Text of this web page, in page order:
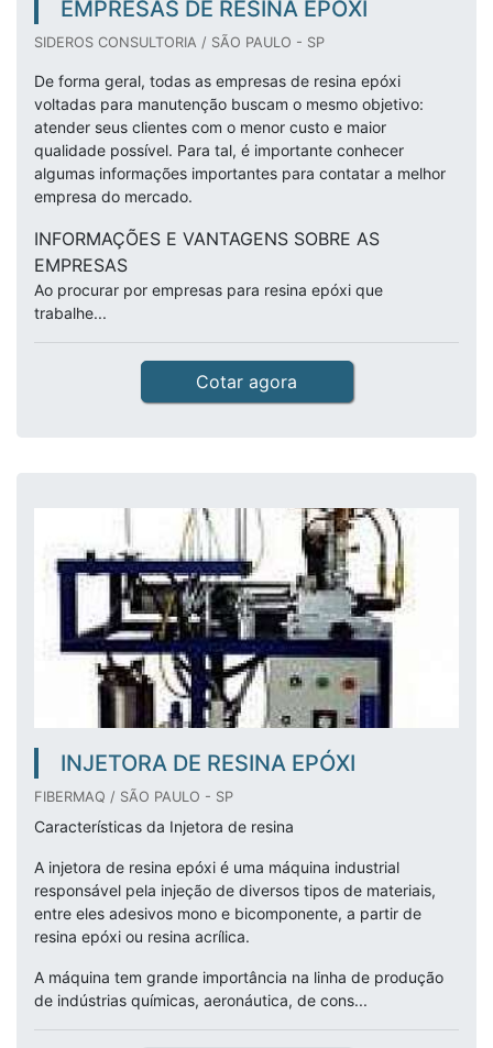
EMPRESAS DE RESINA EPÓXI
SIDEROS CONSULTORIA / SÃO PAULO - SP
De forma geral, todas as empresas de resina epóxi
voltadas para manutenção buscam o mesmo objetivo:
atender seus clientes com o menor custo e maior
qualidade possível. Para tal, é importante conhecer
algumas informações importantes para contatar a melhor
empresa do mercado.
INFORMAÇÕES E VANTAGENS SOBRE AS
EMPRESAS
Ao procurar por empresas para resina epóxi que
trabalhe...
Cotar agora
INJETORA DE RESINA EPÓXI
FIBERMAQ / SÃO PAULO - SP
Características da Injetora de resina
A injetora de resina epóxi é uma máquina industrial
responsável pela injeção de diversos tipos de materiais,
entre eles adesivos mono e bicomponente, a partir de
resina epóxi ou resina acrílica.
A máquina tem grande importância na linha de produção
de indústrias químicas, aeronáutica, de cons...